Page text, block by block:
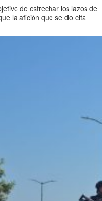
de estrechar los lazos de
la afición que se dio cita